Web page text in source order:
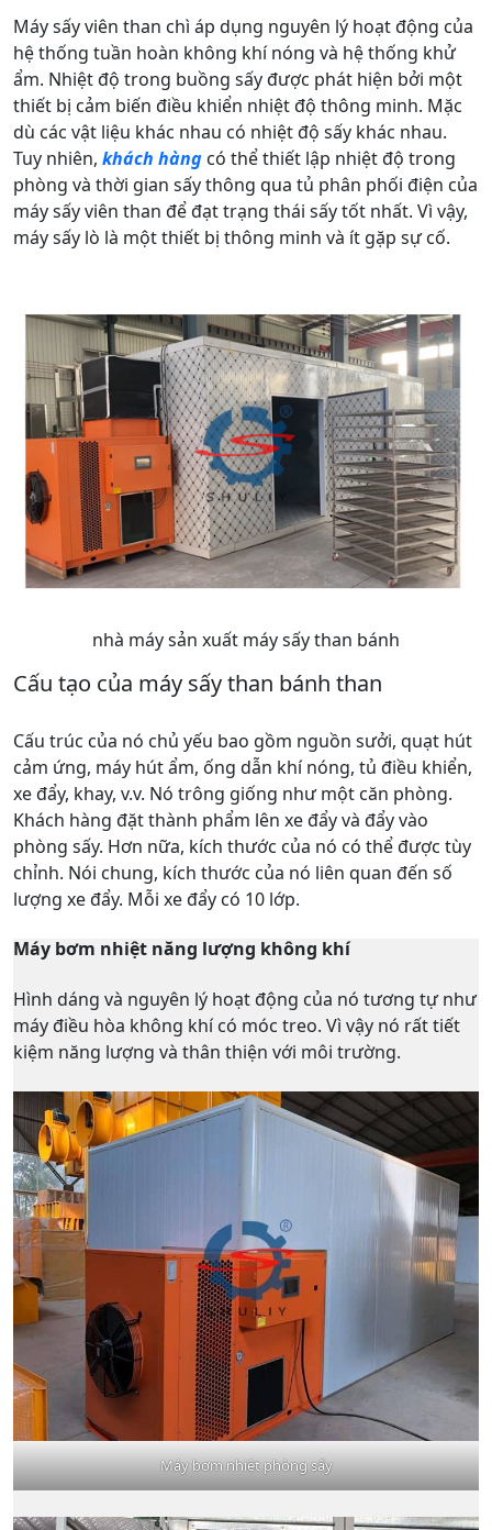
Máy sấy viên than chì áp dụng nguyên lý hoạt động của
hệ thống tuần hoàn không khí nóng và hệ thống khử
ẩm. Nhiệt độ trong buồng sấy được phát hiện bởi một
thiết bị cảm biến điều khiển nhiệt độ thông minh. Mặc
dù các vật liệu khác nhau có nhiệt độ sấy khác nhau.
Tuy nhiên, khách hàng có thể thiết lập nhiệt độ trong
phòng và thời gian sấy thông qua tủ phân phối điện của
máy sấy viên than để đạt trạng thái sấy tốt nhất. Vì vậy,
máy sấy lò là một thiết bị thông minh và ít gặp sự cố.
nhà máy sản xuất máy sấy than bánh
Cấu tạo của máy sấy than bánh than
Cấu trúc của nó chủ yếu bao gồm nguồn sưởi, quạt hút
cảm ứng, máy hút ẩm, ống dẫn khí nóng, tủ điều khiển,
xe đẩy, khay, v.v. Nó trông giống như một căn phòng.
Khách hàng đặt thành phẩm lên xe đẩy và đẩy vào
phòng sấy. Hơn nữa, kích thước của nó có thể được tùy
chỉnh. Nói chung, kích thước của nó liên quan đến số
lượng xe đẩy. Mỗi xe đẩy có 10 lớp.
Máy bơm nhiệt năng lượng không khí
Hình dáng và nguyên lý hoạt động của nó tương tự như
máy điều hòa không khí có móc treo. Vì vậy nó rất tiết
kiệm năng lượng và thân thiện với môi trường.
Máy bơm nhiệt phòng sấy